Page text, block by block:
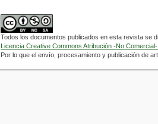
Todos los documentos publicados en esta revista se
Licencia Creative Commons Atribución -No
Por lo que el envío, procesamiento y publicación de